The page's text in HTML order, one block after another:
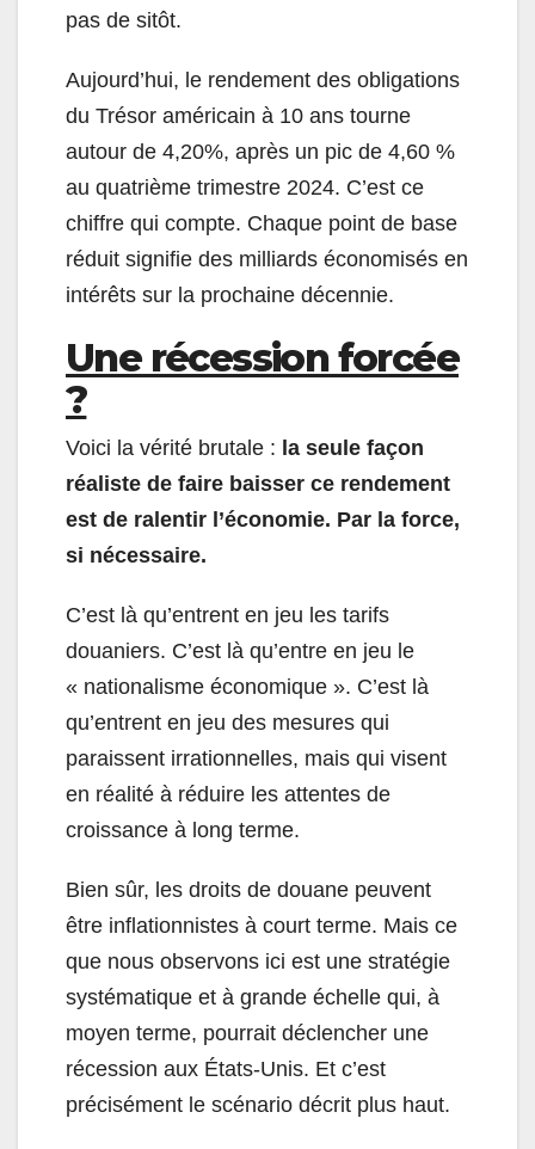
pas de sitôt.
Aujourd’hui, le rendement des obligations
du Trésor américain à 10 ans tourne
autour de 4,20%, après un pic de 4,60 %
au quatrième trimestre 2024. C’est ce
chiffre qui compte. Chaque point de base
réduit signifie des milliards économisés en
intérêts sur la prochaine décennie.
Une récession forcée
?
Voici la vérité brutale : la seule façon
réaliste de faire baisser ce rendement
est de ralentir l’économie. Par la force,
si nécessaire.
C’est là qu’entrent en jeu les tarifs
douaniers. C’est là qu’entre en jeu le
« nationalisme économique ». C’est là
qu’entrent en jeu des mesures qui
paraissent irrationnelles, mais qui visent
en réalité à réduire les attentes de
croissance à long terme.
Bien sûr, les droits de douane peuvent
être inflationnistes à court terme. Mais ce
que nous observons ici est une stratégie
systématique et à grande échelle qui, à
moyen terme, pourrait déclencher une
récession aux États-Unis. Et c’est
précisément le scénario décrit plus haut.